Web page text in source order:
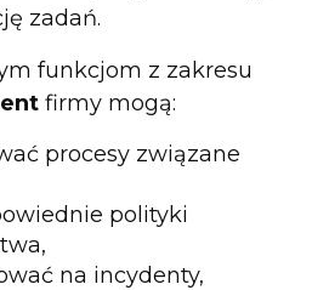
zadań.
funkcjom z zakresu
firmy mogą:
procesy związane
polityki
na incydenty,